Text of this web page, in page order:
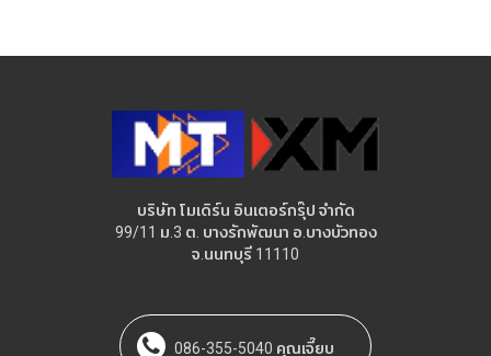
บริษัท โมเดิร์น อินเตอร์กรุ๊ป จำกัด
99/11 ม.3 ต. บางรักพัฒนา อ.บางบัวทอง
จ.นนทบุรี 11110
086-355-5040 คุณเจี๊ยบ